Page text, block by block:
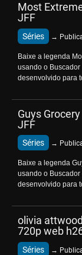
Most
JFF
Séries →
Baixe a legenda
usando o
desenvolvido para
Guys
JFF
Séries →
Baixe a legenda
usando o
desenvolvido para
olivia
720p web
Séries →